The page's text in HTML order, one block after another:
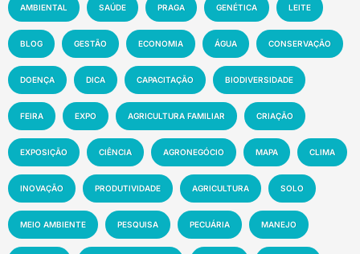
AMBIENTAL SAÚDE PRAGA GENÉTICA LEITE
BLOG GESTÃO ECONOMIA ÁGUA CONSERVAÇÃO
DOENÇA DICA CAPACITAÇÃO BIODIVERSIDADE
FEIRA EXPO AGRICULTURA FAMILIAR CRIAÇÃO
EXPOSIÇÃO CIÊNCIA AGRONEGÓCIO MAPA CLIMA
INOVAÇÃO PRODUTIVIDADE AGRICULTURA SOLO
MEIO AMBIENTE PESQUISA PECUÁRIA MANEJO